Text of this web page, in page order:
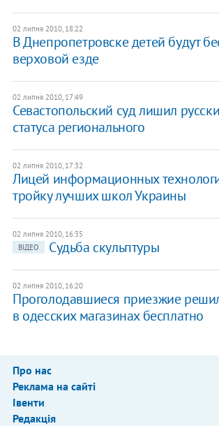
02 липня 2010, 18:22
В Днепропетровске детей будут
верховой езде
02 липня 2010, 17:49
Севастопольский суд лишил
статуса регионального
02 липня 2010, 17:32
Лицей информационных
тройку лучших школ Украины
02 липня 2010, 16:35
ВІДЕО
Судьба скульптуры
02 липня 2010, 16:20
Проголодавшиеся приезжие
в одесских магазинах бесплатно
Про нас
Реклама на сайті
Івенти
Редакція